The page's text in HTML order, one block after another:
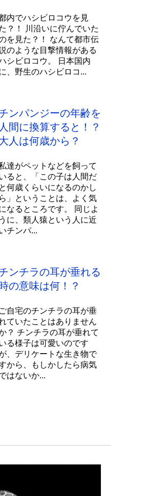
内でハシビロコウを見
？！ 川沿いに佇んでいた
を見た？！ なんて都市伝
のような目撃情報がある
シビロコウ。 日本国内
、野生のハシビロコ...
ンパンジーの年齢を
人間に換算すると！？
人は何歳から？
達がペットなどを飼って
ると、「この子は人間だ
と何歳くらいになるのかし
ら」ということは、よく気
なるところです。 同じよ
うに、類人猿という人に近
チンパ...
ンチラの耳が垂れる
の意味は何！？
ご自宅のチンチラの耳が垂
ていたことはありません
？ チンチラの耳が垂れて
る様子は可愛いのです
、デリケートな生き物で
から、もしかしたら病気
はないか...